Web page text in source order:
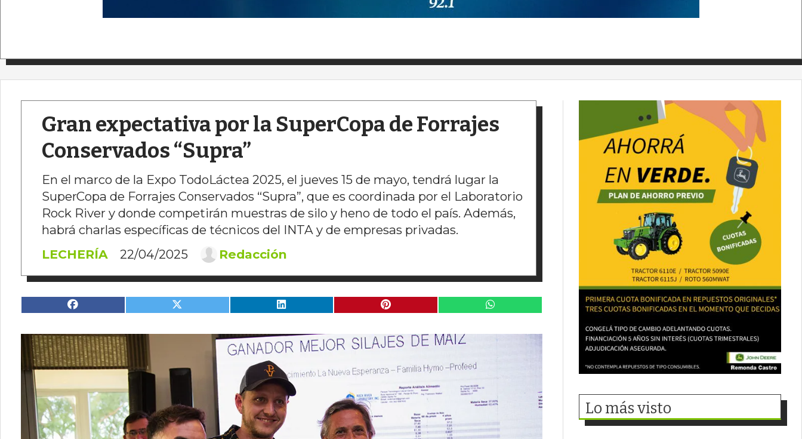
Gran expectativa por la SuperCopa de Forrajes
Conservados “Supra”
En el marco de la Expo TodoLáctea 2025, el jueves 15 de mayo, tendrá lugar la
SuperCopa de Forrajes Conservados “Supra”, que es coordinada por el Laboratorio
Rock River y donde competirán muestras de silo y heno de todo el país. Además,
habrá charlas específicas de técnicos del INTA y de empresas privadas.
LECHERÍA
22/04/2025 Redacción
Lo más visto